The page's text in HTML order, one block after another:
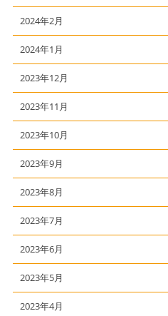
2024年2月
2024年1月
2023年12月
2023年11月
2023年10月
2023年9月
2023年8月
2023年7月
2023年6月
2023年5月
2023年4月